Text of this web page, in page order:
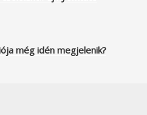
még idén megjelenik?